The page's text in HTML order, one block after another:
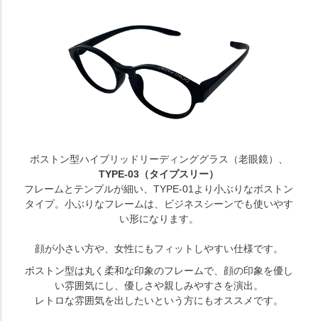
ボストン型ハイブリッドリーディンググラス（老眼鏡）、
TYPE-03（タイプスリー）
フレームとテンプルが細い、TYPE-01より小ぶりなボストン
タイプ。小ぶりなフレームは、ビジネスシーンでも使いやす
い形になります。
顔が小さい方や、女性にもフィットしやすい仕様です。
ボストン型は丸く柔和な印象のフレームで、顔の印象を優し
い雰囲気にし、優しさや親しみやすさを演出。
レトロな雰囲気を出したいという方にもオススメです。